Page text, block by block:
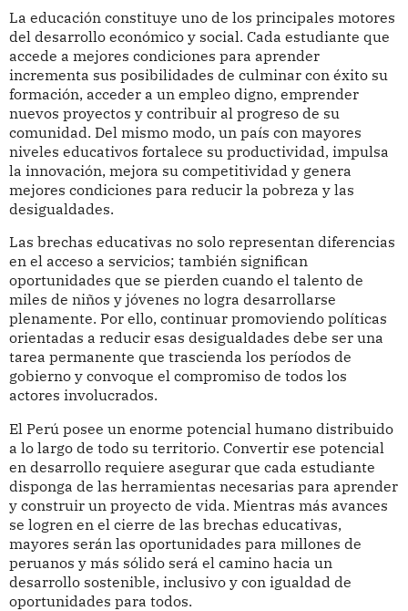
La educación constituye uno de los principales motores
del desarrollo económico y social. Cada estudiante que
accede a mejores condiciones para aprender
incrementa sus posibilidades de culminar con éxito su
formación, acceder a un empleo digno, emprender
nuevos proyectos y contribuir al progreso de su
comunidad. Del mismo modo, un país con mayores
niveles educativos fortalece su productividad, impulsa
la innovación, mejora su competitividad y genera
mejores condiciones para reducir la pobreza y las
desigualdades.
Las brechas educativas no solo representan diferencias
en el acceso a servicios; también significan
oportunidades que se pierden cuando el talento de
miles de niños y jóvenes no logra desarrollarse
plenamente. Por ello, continuar promoviendo políticas
orientadas a reducir esas desigualdades debe ser una
tarea permanente que trascienda los períodos de
gobierno y convoque el compromiso de todos los
actores involucrados.
El Perú posee un enorme potencial humano distribuido
a lo largo de todo su territorio. Convertir ese potencial
en desarrollo requiere asegurar que cada estudiante
disponga de las herramientas necesarias para aprender
y construir un proyecto de vida. Mientras más avances
se logren en el cierre de las brechas educativas,
mayores serán las oportunidades para millones de
peruanos y más sólido será el camino hacia un
desarrollo sostenible, inclusivo y con igualdad de
oportunidades para todos.